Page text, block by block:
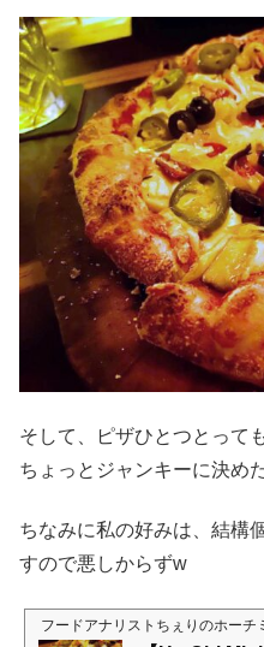
そして、ピザひとつとって
ちょっとジャンキーに決め
ちなみに私の好みは、結構
すので悪しからずw
フードアナリストちぇりのホーチ